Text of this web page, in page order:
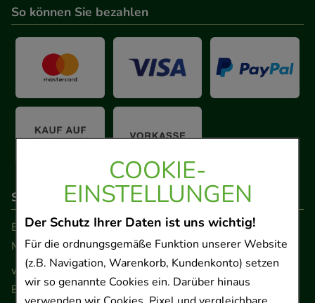
COOKIE-
EINSTELLUNGEN
Der Schutz Ihrer Daten ist uns wichtig!
Für die ordnungsgemäße Funktion unserer Website
(z.B. Navigation, Warenkorb, Kundenkonto) setzen
wir so genannte Cookies ein. Darüber hinaus
So können Sie bezahlen
So erreichen Sie uns
Beratung und Kundenservice:
Montag - Freitag von 9.00 bis 17.00 Uhr
www.ApoSalis.de· E-Mail:info@ApoSalis.de
Ernst-August-Platz 2 · 30159 Hannover